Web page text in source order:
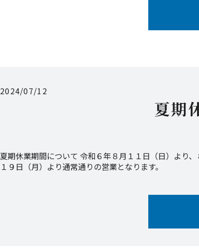
2024/07/12
夏期
夏期休業期間について 令和６年８月１１日（日）より
１９日（月）より通常通りの営業となります。